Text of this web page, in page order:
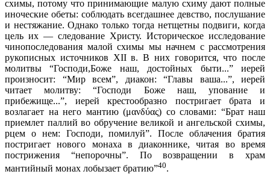
схимы, потому что принимающие малую схиму дают полные
иноческие обеты: соблюдать всегдашнее девство, послушание
и нестяжание. Однако только тогда нетщетны подвиги, когда
цель их — следование Христу. Историческое исследование
чинопоследования малой схимы мы начнем с рассмотрения
рукописных источников XII в. В них говорится, что после
молитвы “Господи,Боже наш, достойных быти...” иерей
произносит: “Мир всем”, диакон: “Главы ваша...”, иерей
читает молитву: “Господи Боже наш, упование и
прибежище...”, иерей крестообразно постригает брата и
возлагает на него мантию (μανδύας) со словами: “Брат наш
приемлет паллий во обручение великой и ангельской схимы,
рцем о нем: Господи, помилуй”. После облачения братия
постригает нового монаха в диаконнике, читая во время
пострижения “непорочны”. По возвращении в храм
мантийный монах лобызает братию”40.